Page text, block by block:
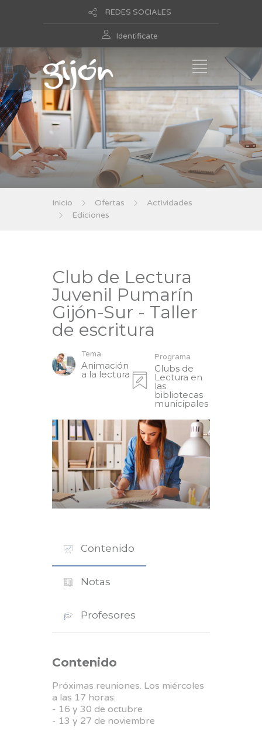
REDES SOCIALES
Identificate
Inicio Ofertas
Actividades
Ediciones
Club de Lectura
Juvenil Pumarín
Gijón-Sur - Taller
de escritura
Tema
Animación
a la lectura
Programa
Clubs de
Lectura en
las
bibliotecas
municipales
Contenido
Notas
Profesores
Contenido
Próximas reuniones. Los miércoles
a las 17 horas:
- 16 y 30 de octubre
- 13 y 27 de noviembre